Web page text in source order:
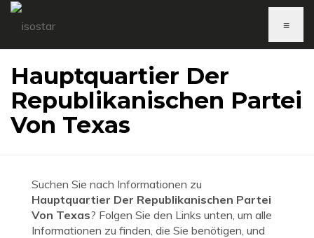
≡
Hauptquartier Der
Republikanischen Partei
Von Texas
Suchen Sie nach Informationen zu
Hauptquartier Der Republikanischen Partei
Von Texas? Folgen Sie den Links unten, um alle
Informationen zu finden, die Sie benötigen, und